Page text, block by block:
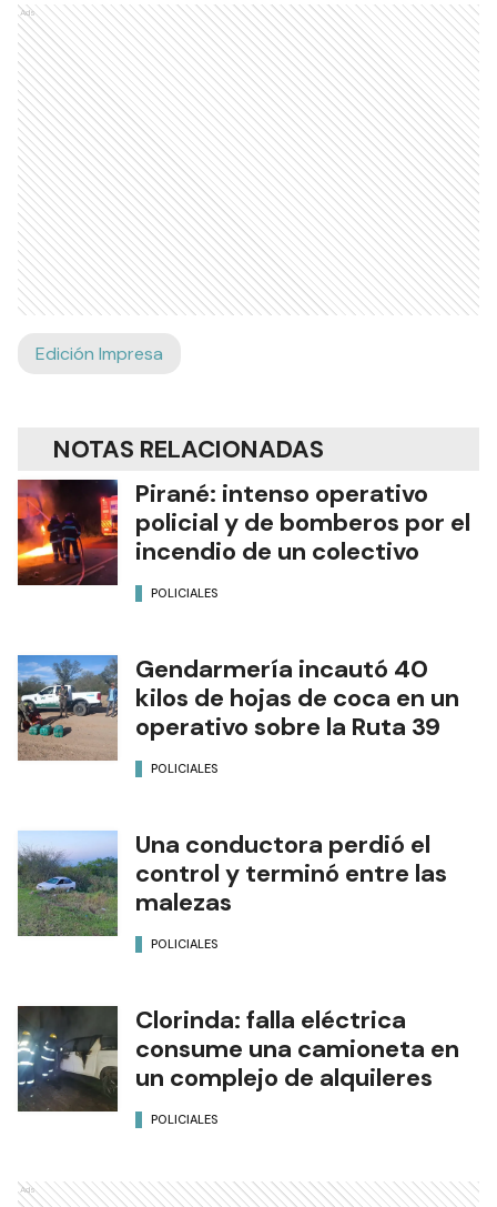
Ads
Edición Impresa
NOTAS RELACIONADAS
Pirané: intenso operativo
policial y de bomberos por el
incendio de un colectivo
POLICIALES
Gendarmería incautó 40
kilos de hojas de coca en un
operativo sobre la Ruta 39
POLICIALES
Una conductora perdió el
control y terminó entre las
malezas
POLICIALES
Clorinda: falla eléctrica
consume una camioneta en
un complejo de alquileres
POLICIALES
Ads